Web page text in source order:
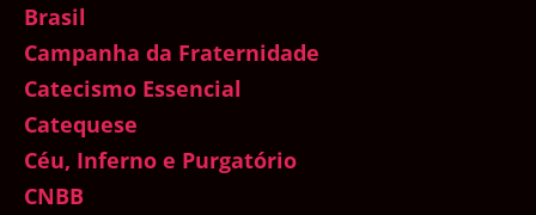
Brasil
Campanha da Fraternidade
Catecismo Essencial
Catequese
Céu, Inferno e Purgatório
CNBB